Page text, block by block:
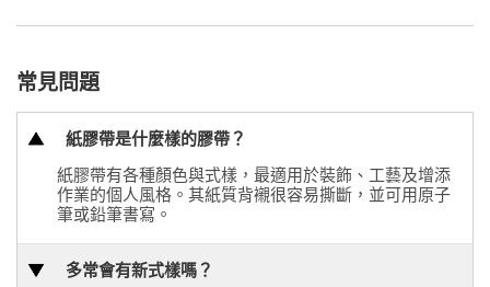
常見問題
紙膠帶是什麼樣的膠帶？
紙膠帶有各種顏色與式樣，最適用於裝飾、工藝及增添
作業的個人風格。其紙質背襯很容易撕斷，並可用原子
筆或鉛筆書寫。
多常會有新式樣嗎？